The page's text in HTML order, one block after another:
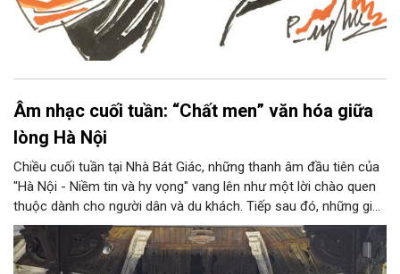
Âm nhạc cuối tuần: “Chất men” văn hóa giữa
lòng Hà Nội
Chiều cuối tuần tại Nhà Bát Giác, những thanh âm đầu tiên của
"Hà Nội - Niềm tin và hy vọng" vang lên như một lời chào quen
thuộc dành cho người dân và du khách. Tiếp sau đó, những giai
điệu jazz kinh điển của thế giới lần lượt cất lên qua phần biểu
diễn của NSƯT Quyền Văn Minh và các nghệ sĩ Bình Minh Jazz
Club, mở ra một không gian âm nhạc giàu cảm xúc ngay giữa